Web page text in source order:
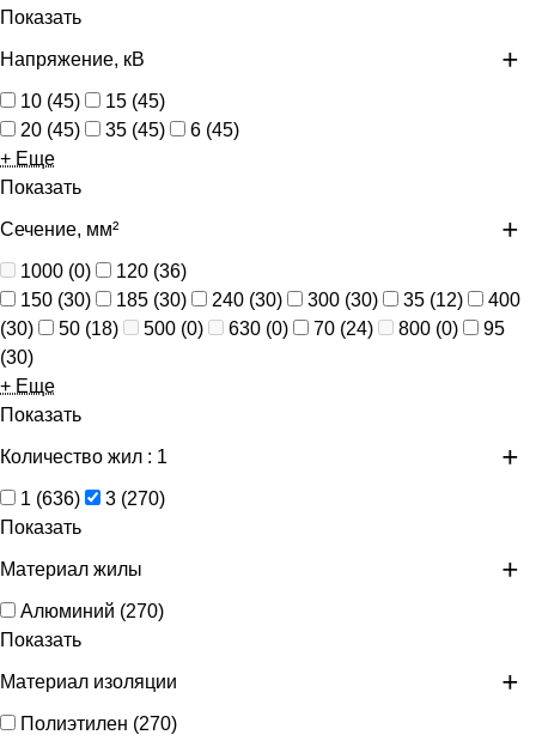
Показать
Напряжение, кВ
10 (45) 15 (45)
20 (45) 35 (45) 6 (45)
+ Еще
Показать
Сечение, мм²
1000 (0) 120 (36)
150 (30) 185 (30) 240 (30) 300 (30) 35 (12)
400
(30) 50 (18) 500 (0) 630 (0) 70 (24) 800 (0)
95
(30)
+ Еще
Показать
Количество жил : 1
1 (636) 3 (270)
Показать
Материал жилы
Алюминий (270)
Показать
Материал изоляции
Полиэтилен (270)